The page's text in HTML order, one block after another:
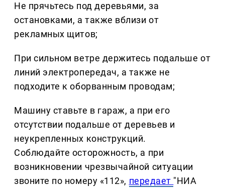
Не прячьтесь под деревьями, за
остановками, а также вблизи от
рекламных щитов;
При сильном ветре держитесь подальше от
линий электропередач, а также не
подходите к оборванным проводам;
Машину ставьте в гараж, а при его
отсутствии подальше от деревьев и
неукрепленных конструкций.
Соблюдайте осторожность, а при
возникновении чрезвычайной ситуации
звоните по номеру «112», передает "НИА